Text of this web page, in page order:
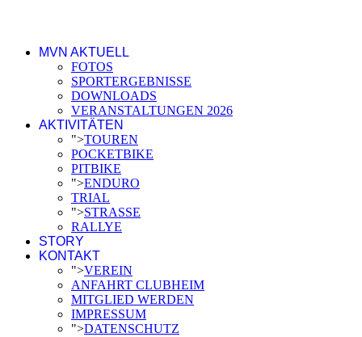
MVN AKTUELL
FOTOS
SPORTERGEBNISSE
DOWNLOADS
VERANSTALTUNGEN 2026
AKTIVITÄTEN
">TOUREN
POCKETBIKE
PITBIKE
">ENDURO
TRIAL
">STRASSE
RALLYE
STORY
KONTAKT
">VEREIN
ANFAHRT CLUBHEIM
MITGLIED WERDEN
IMPRESSUM
">DATENSCHUTZ